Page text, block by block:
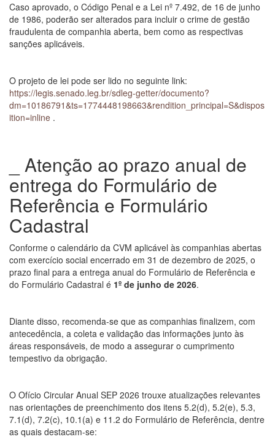
Caso aprovado, o Código Penal e a Lei nº 7.492, de 16 de junho
de 1986, poderão ser alterados para incluir o crime de gestão
fraudulenta de companhia aberta, bem como as respectivas
sanções aplicáveis.
O projeto de lei pode ser lido no seguinte link:
https://legis.senado.leg.br/sdleg-getter/documento?
dm=10186791&ts=1774448198663&rendition_principal=S&dispos
ition=inline .
_ Atenção ao prazo anual de
entrega do Formulário de
Referência e Formulário
Cadastral
Conforme o calendário da CVM aplicável às companhias abertas
com exercício social encerrado em 31 de dezembro de 2025, o
prazo final para a entrega anual do Formulário de Referência e
do Formulário Cadastral é 1º de junho de 2026.
Diante disso, recomenda-se que as companhias finalizem, com
antecedência, a coleta e validação das informações junto às
áreas responsáveis, de modo a assegurar o cumprimento
tempestivo da obrigação.
O Ofício Circular Anual SEP 2026 trouxe atualizações relevantes
nas orientações de preenchimento dos itens 5.2(d), 5.2(e), 5.3,
7.1(d), 7.2(c), 10.1(a) e 11.2 do Formulário de Referência, dentre
as quais destacam-se: